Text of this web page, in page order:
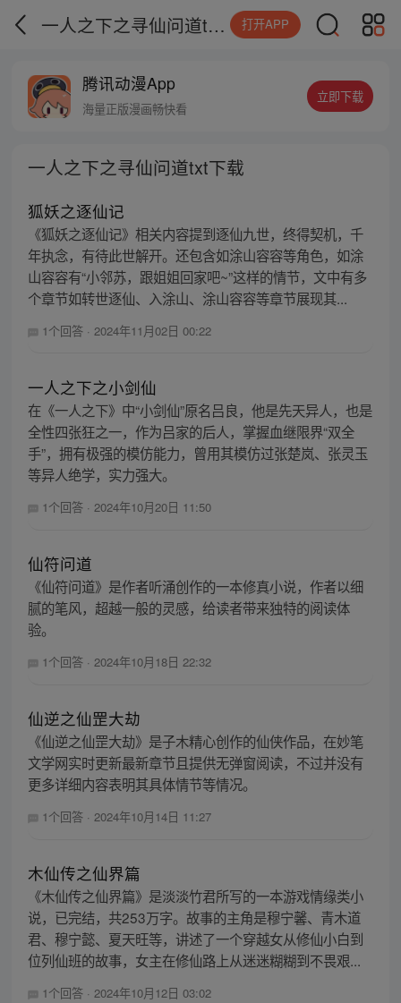
一人之下之寻仙问道txt下载 打开APP
腾讯动漫App
海量正版漫画畅快看
立即下载
一人之下之寻仙问道txt下载
狐妖之逐仙记
《狐妖之逐仙记》相关内容提到逐仙九世，终得契机，千
年执念，有待此世解开。还包含如涂山容容等角色，如涂
山容容有“小邻苏，跟姐姐回家吧~”这样的情节，文中有多
个章节如转世逐仙、入涂山、涂山容容等章节展现其...
1个回答 · 2024年11月02日 00:22
一人之下之小剑仙
在《一人之下》中“小剑仙”原名吕良，他是先天异人，也是
全性四张狂之一，作为吕家的后人，掌握血继限界“双全
手”，拥有极强的模仿能力，曾用其模仿过张楚岚、张灵玉
等异人绝学，实力强大。
1个回答 · 2024年10月20日 11:50
仙符问道
《仙符问道》是作者听涌创作的一本修真小说，作者以细
腻的笔风，超越一般的灵感，给读者带来独特的阅读体
验。
1个回答 · 2024年10月18日 22:32
仙逆之仙罡大劫
《仙逆之仙罡大劫》是子木精心创作的仙侠作品，在妙笔
文学网实时更新最新章节且提供无弹窗阅读，不过并没有
更多详细内容表明其具体情节等情况。
1个回答 · 2024年10月14日 11:27
木仙传之仙界篇
《木仙传之仙界篇》是淡淡竹君所写的一本游戏情缘类小
说，已完结，共253万字。故事的主角是穆宁馨、青木道
君、穆宁懿、夏天旺等，讲述了一个穿越女从修仙小白到
位列仙班的故事，女主在修仙路上从迷迷糊糊到不畏艰...
1个回答 · 2024年10月12日 03:02